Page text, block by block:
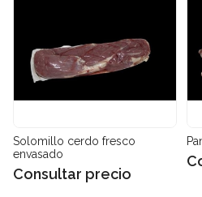
Solomillo cerdo fresco
envasado
Consultar precio